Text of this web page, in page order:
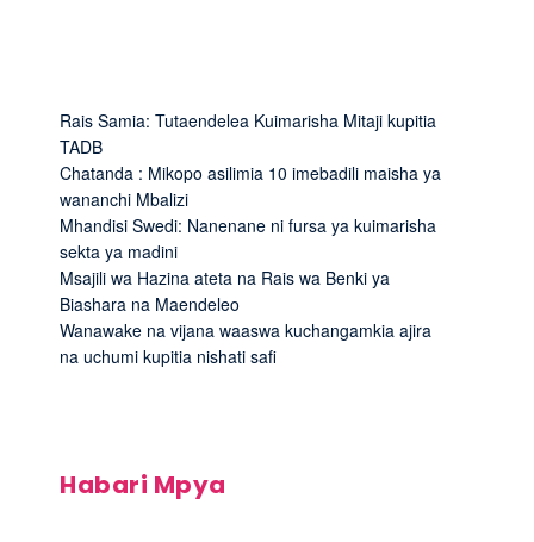
Rais Samia: Tutaendelea Kuimarisha Mitaji kupitia
TADB
Chatanda : Mikopo asilimia 10 imebadili maisha ya
wananchi Mbalizi
Mhandisi Swedi: Nanenane ni fursa ya kuimarisha
sekta ya madini
Msajili wa Hazina ateta na Rais wa Benki ya
Biashara na Maendeleo
Wanawake na vijana waaswa kuchangamkia ajira
na uchumi kupitia nishati safi
Habari Mpya